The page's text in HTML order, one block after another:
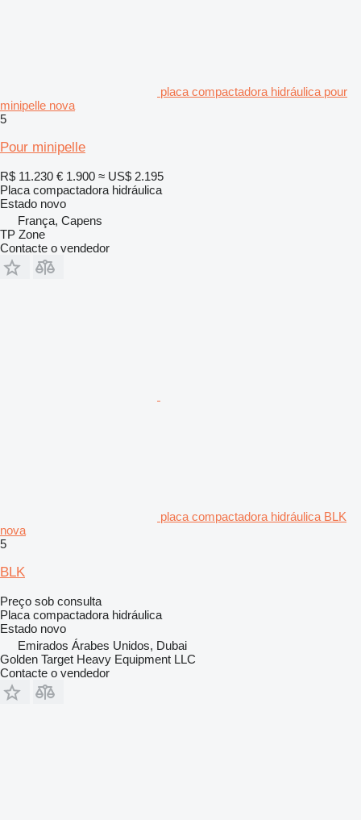
placa compactadora hidráulica pour
minipelle nova
5
Pour minipelle
R$ 11.230 € 1.900 ≈ US$ 2.195
Placa compactadora hidráulica
Estado novo
França, Capens
TP Zone
Contacte o vendedor
placa compactadora hidráulica BLK
nova
5
BLK
Preço sob consulta
Placa compactadora hidráulica
Estado novo
Emirados Árabes Unidos, Dubai
Golden Target Heavy Equipment LLC
Contacte o vendedor